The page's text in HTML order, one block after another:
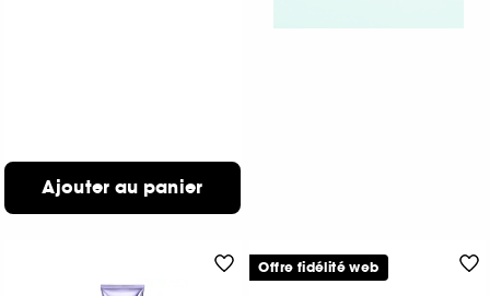
Ajouter au panier
Offre fidélité web